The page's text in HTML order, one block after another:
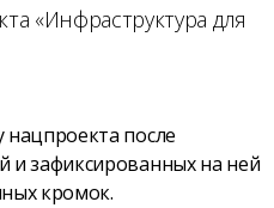
«Инфраструктура для
после
и зафиксированных на ней
кромок.